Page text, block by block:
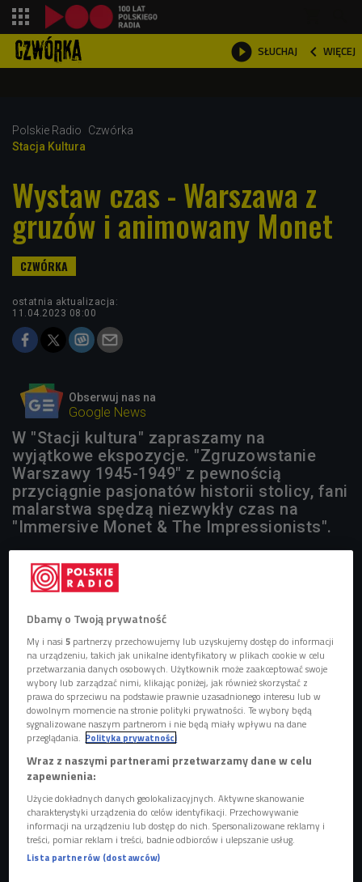
 SŁUCHAJ  WIĘCEJ

Polskie Radio
Czwórka
Stacja Kultura
Wystaw czas - Warszawa z
gruzów i animowany Monet
ostatnia aktualizacja:
11.04.2023 08:00
Obserwuj nas na
Google News
W "Stacji kultura" zapraszamy na
wyjątkowe ekspozycje. "Zgruzowstanie
Warszawy 1945-1949" z pewnością
przyciągnie pasjonatów historii stolicy, fani
malarstwa spędzą niezwykły czas na
"Immersive Monet & The Impressionists".
Plac Trzech Krzyży w Warszawie, 1945 rok Foto: Narodowe Archiwum Cyfrowe
Tuż po 10.00 nasze studio odwiedzi Adam Przywara,
kurator wystawy "Zgruzowstanie Warszawy 1945-1949" w
Muzeum Warszawy. Ekspozycja ukazuje unikalny,
materialny charakter miasta odradzającego się wspólnym
Dbamy o Twoją prywatność
My i nasi5 partnerzy przechowujemy lub uzyskujemy dostęp do informacji
na urządzeniu, takich jak unikalne identyfikatory w plikach cookie w celu
przetwarzania danych osobowych. Użytkownik może zaakceptować swoje
wybory lub zarządzać nimi, klikając poniżej, jak również skorzystać z
prawa do sprzeciwu na podstawie prawnie uzasadnionego interesu lub w
dowolnym momencie na stronie polityki prywatności. Te wybory będą
sygnalizowane naszym partnerom i nie będą miały wpływu na dane
przeglądania. Polityka prywatności
Wraz z naszymi partnerami przetwarzamy dane w celu
zapewnienia:
Użycie dokładnych danych geolokalizacyjnych. Aktywne skanowanie
charakterystyki urządzenia do celów identyfikacji. Przechowywanie
informacji na urządzeniu lub dostęp do nich. Spersonalizowane reklamy i
treści, pomiar reklam i treści, badnie odbiorców i ulepszanie usług.
Lista partnerów (dostawców)